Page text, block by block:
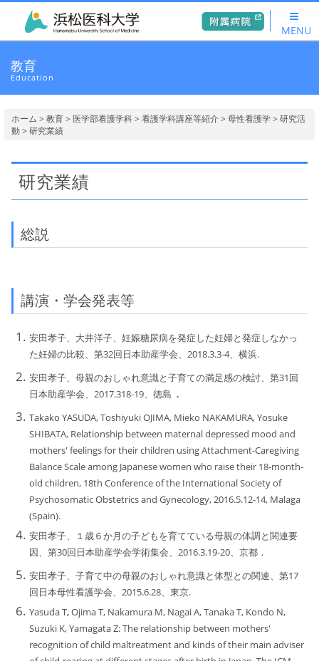
MENU
教育
Education
ホーム > 教育> 医学部看護学科> 看護学科講座等紹介> 母性看護学> 研究活
動> 研究業績
研究業績
総説
講演・学会発表等
安田孝子、大井洋子、妊娠糖尿病を発症した妊婦と発症しなかっ
た妊婦の比較、第32回日本助産学会、2018.3.3-4、横浜.
安田孝子、母親のおしゃれ意識と子育ての満足感の検討、第31回
日本助産学会、2017.318-19、徳島 ．
Takako YASUDA, Toshiyuki OJIMA, Mieko NAKAMURA, Yosuke
SHIBATA, Relationship between maternal depressed mood and
mothers' feelings for their children using Attachment-Caregiving
Balance Scale among Japanese women who raise their 18-month-
old children, 18th Conference of the International Society of
Psychosomatic Obstetrics and Gynecology, 2016.5.12-14, Malaga
(Spain).
安田孝子、１歳６か月の子どもを育てている母親の体調と関連要
因、第30回日本助産学会学術集会、2016.3.19-20、京都．
安田孝子、子育て中の母親のおしゃれ意識と体型との関連、第17
回日本母性看護学会、2015.6.28、東京.
Yasuda T,Ojima T, Nakamura M, Nagai A, Tanaka T, Kondo N,
Suzuki K, Yamagata Z: The relationship between mothers'
recognition of child maltreatment and kinds of their main adviser